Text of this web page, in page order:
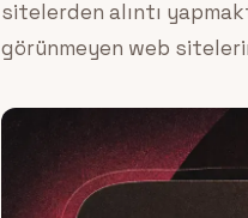
sitelerden alıntı
görünmeyen web